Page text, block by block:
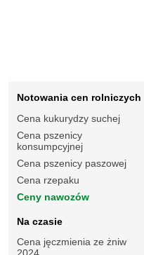
Notowania cen rolniczych
Cena kukurydzy suchej
Cena pszenicy
konsumpcyjnej
Cena pszenicy paszowej
Cena rzepaku
Ceny nawozów
Na czasie
Cena jęczmienia ze żniw